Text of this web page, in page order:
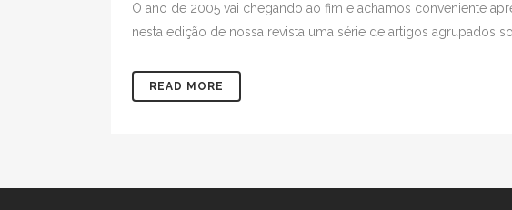
O ano de 2005 vai chegando ao fim e achamos conveniente
nesta edição de nossa revista uma série de artigos agrupados
READ MORE